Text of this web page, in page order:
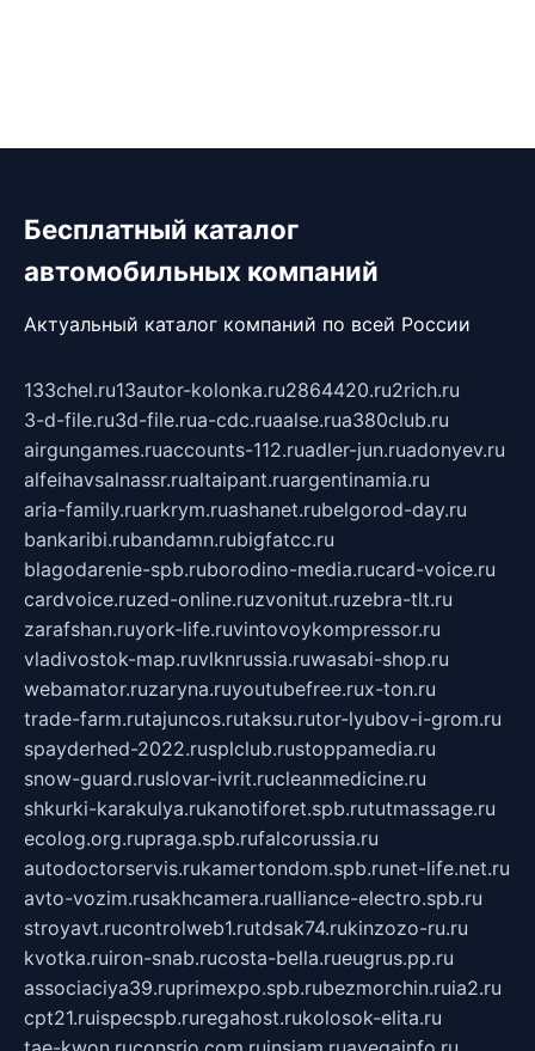
Бесплатный каталог
автомобильных компаний
Актуальный каталог компаний по всей России
133chel.ru13autor-kolonka.ru2864420.ru2rich.ru
3-d-file.ru3d-file.rua-cdc.ruaalse.rua380club.ru
airgungames.ruaccounts-112.ruadler-jun.ruadonyev.ru
alfeihavsalnassr.rualtaipant.ruargentinamia.ru
aria-family.ruarkrym.ruashanet.rubelgorod-day.ru
bankaribi.rubandamn.rubigfatcc.ru
blagodarenie-spb.ruborodino-media.rucard-voice.ru
cardvoice.ruzed-online.ruzvonitut.ruzebra-tlt.ru
zarafshan.ruyork-life.ruvintovoykompressor.ru
vladivostok-map.ruvlknrussia.ruwasabi-shop.ru
webamator.ruzaryna.ruyoutubefree.rux-ton.ru
trade-farm.rutajuncos.rutaksu.rutor-lyubov-i-grom.ru
spayderhed-2022.rusplclub.rustoppamedia.ru
snow-guard.ruslovar-ivrit.rucleanmedicine.ru
shkurki-karakulya.rukanotiforet.spb.rututmassage.ru
ecolog.org.rupraga.spb.rufalcorussia.ru
autodoctorservis.rukamertondom.spb.runet-life.net.ru
avto-vozim.rusakhcamera.rualliance-electro.spb.ru
stroyavt.rucontrolweb1.rutdsak74.rukinzozo-ru.ru
kvotka.ruiron-snab.rucosta-bella.rueugrus.pp.ru
associaciya39.ruprimexpo.spb.rubezmorchin.ruia2.ru
cpt21.ruispecspb.ruregahost.rukolosok-elita.ru